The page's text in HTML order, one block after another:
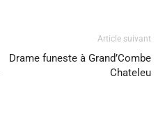
Article suivant
Drame funeste à Grand’Combe
Chateleu